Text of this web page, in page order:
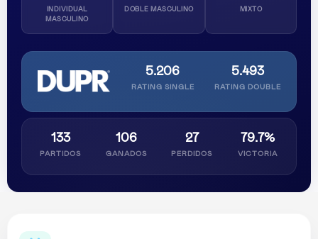
INDIVIDUAL
MASCULINO
DOBLE MASCULINO MIXTO
5.206
RATING SINGLE
5.493
RATING DOUBLE
133
PARTIDOS
106
GANADOS
27
PERDIDOS
79.7%
VICTORIA